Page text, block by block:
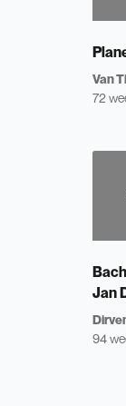
Van
72
Jan
94